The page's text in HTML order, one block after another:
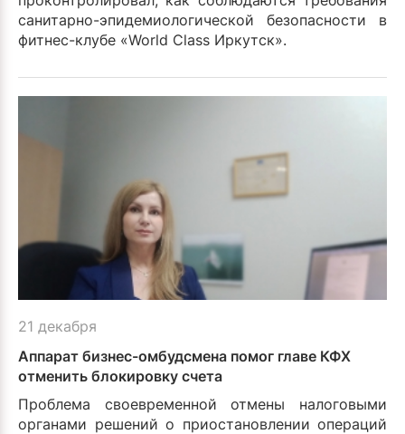
санитарно-эпидемиологической безопасности в
фитнес-клубе «World Class Иркутск».
21 декабря
Аппарат бизнес-омбудсмена помог главе КФХ
отменить блокировку счета
Проблема своевременной отмены налоговыми
органами решений о приостановлении операций